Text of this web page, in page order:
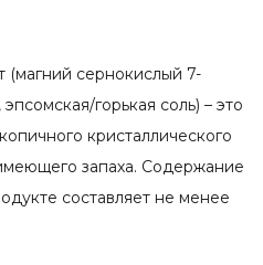
(магний сернокислый 7-
горькая соль) – это
кристаллического
запаха. Содержание
составляет не менее